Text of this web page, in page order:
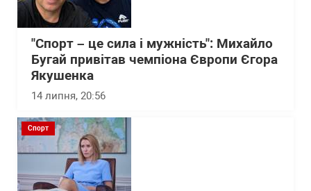
"Спорт – це сила і мужність": Михайло
Бугай привітав чемпіона Європи Єгора
Якушенка
14 липня, 20:56
Спорт